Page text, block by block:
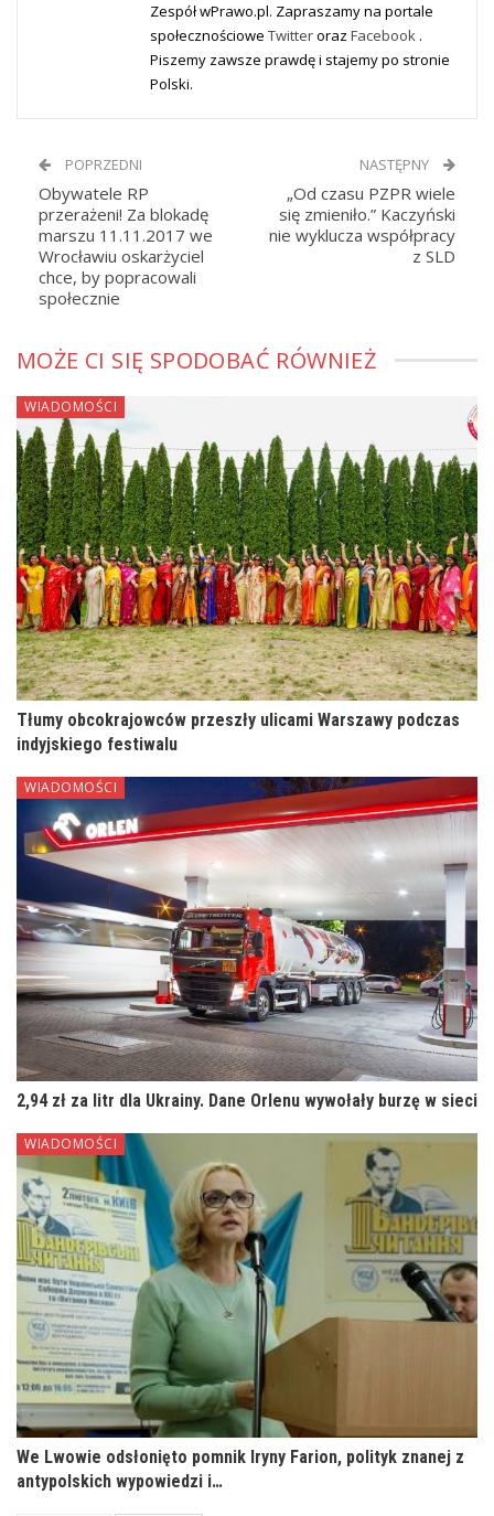
Zespół wPrawo.pl. Zapraszamy na portale
społecznościowe Twitteroraz Facebook .
Piszemy zawsze prawdę i stajemy po stronie
Polski.
POPRZEDNI
Obywatele RP
przerażeni! Za blokadę
marszu 11.11.2017 we
Wrocławiu oskarżyciel
chce, by popracowali
społecznie
NASTĘPNY
„Od czasu PZPR wiele
się zmieniło.” Kaczyński
nie wyklucza współpracy
z SLD
MOŻE CI SIĘ SPODOBAĆ RÓWNIEŻ
WIADOMOŚCI
Tłumy obcokrajowców przeszły ulicami Warszawy podczas
indyjskiego festiwalu
WIADOMOŚCI
2,94 zł za litr dla Ukrainy. Dane Orlenu wywołały burzę w sieci
WIADOMOŚCI
We Lwowie odsłonięto pomnik Iryny Farion, polityk znanej z
antypolskich wypowiedzi i…